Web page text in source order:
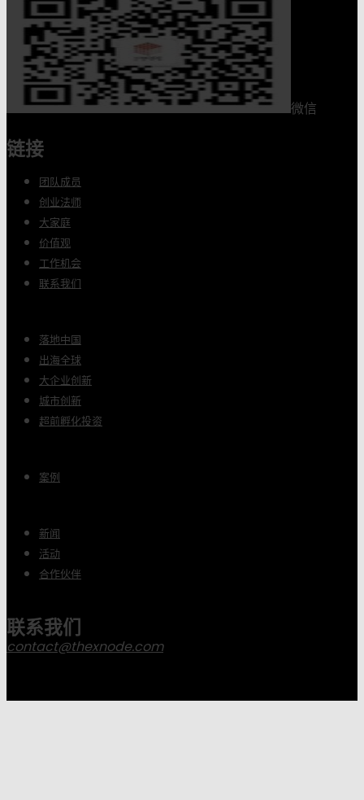
微信
链接
团队成员
创业法师
大家庭
价值观
工作机会
联系我们
落地中国
出海全球
大企业创新
城市创新
超前孵化投资
案例
新闻
活动
合作伙伴
联系我们
contact@thexnode.com